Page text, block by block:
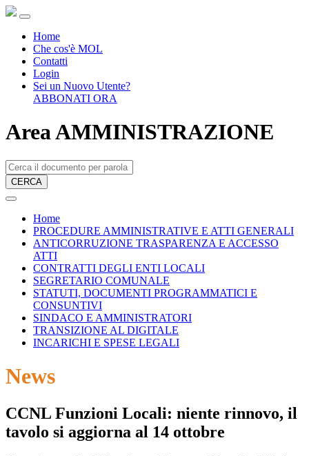
Home
Che cos'è MOL
Contatti
Login
Sei un Nuovo Utente?
ABBONATI ORA
Area AMMINISTRAZIONE
CERCA
Home
PROCEDURE AMMINISTRATIVE E ATTI GENERALI
ANTICORRUZIONE TRASPARENZA E ACCESSO
ATTI
CONTRATTI DEGLI ENTI LOCALI
SEGRETARIO COMUNALE
STATUTI, DOCUMENTI PROGRAMMATICI E
CONSUNTIVI
SINDACO E AMMINISTRATORI
TRANSIZIONE AL DIGITALE
INCARICHI E SPESE LEGALI
News
CCNL Funzioni Locali: niente rinnovo, il
tavolo si aggiorna al 14 ottobre